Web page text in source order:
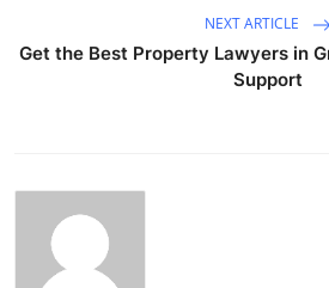
NEXT ARTICLE
Get the Best Property Lawyers in
Support